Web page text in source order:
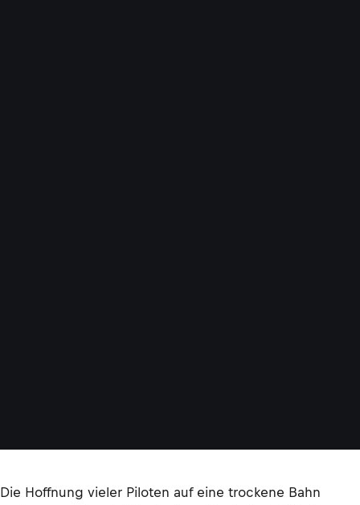
Die Hoffnung vieler Piloten auf eine trockene Bahn